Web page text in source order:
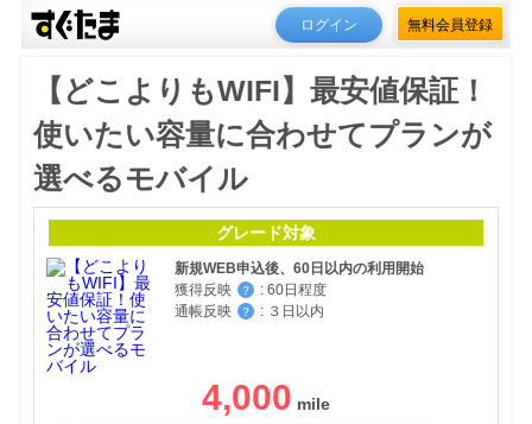
ログイン 無料会員登録
【どこよりもWIFI】最安値保証！
使いたい容量に合わせてプランが
選べるモバイル
グレード対象
新規WEB申込後、60日以内の利用開始
獲得反映
？ : 60日程度
通帳反映
？ : ３日以内
4,000